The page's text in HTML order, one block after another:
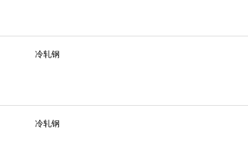
冷轧钢
冷轧钢